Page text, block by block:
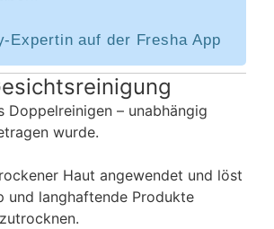
Expertin auf der Fresha App
Doppelreinigen – unabhängig
wurde.
Haut angewendet und löst
und langhaftende Produkte